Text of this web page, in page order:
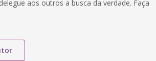
aos outros a busca da verdade. Faça